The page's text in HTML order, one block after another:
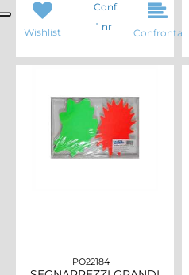
Wishlist
Conf.
1 nr
Confronta
PO22184